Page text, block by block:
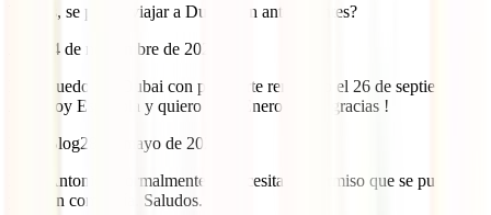
buenas, se puede viajar a Dubai con antecedentes?
24 de noviembre de 2024
Hola puedo ir a Dubai con pasaporte renovado el 26 de septiembre
2024 soy Española y quiero ir en Enero 2025, gracias !
IATI Blog28 de mayo de 2024
Hola Antonio. Normalmente se necesita un permiso que se puede
pedir en comisaría. Saludos.